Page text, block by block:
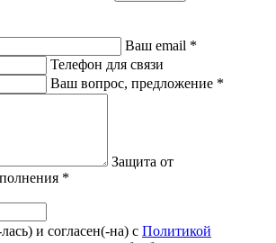
Ваш email *
Телефон для связи
Ваш вопрос, предложение *
Защита от
*
и согласен(-на) с Политикой